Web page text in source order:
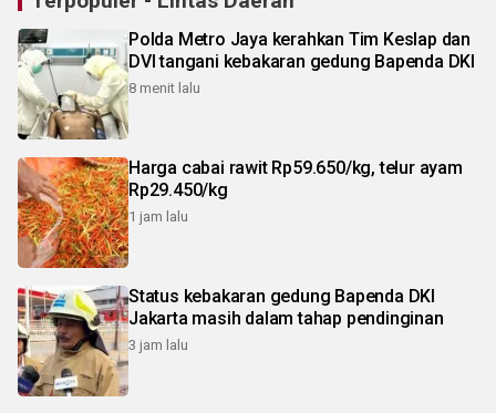
Polda Metro Jaya kerahkan Tim Keslap dan
DVI tangani kebakaran gedung Bapenda DKI
8 menit lalu
Harga cabai rawit Rp59.650/kg, telur ayam
Rp29.450/kg
1 jam lalu
Status kebakaran gedung Bapenda DKI
Jakarta masih dalam tahap pendinginan
3 jam lalu